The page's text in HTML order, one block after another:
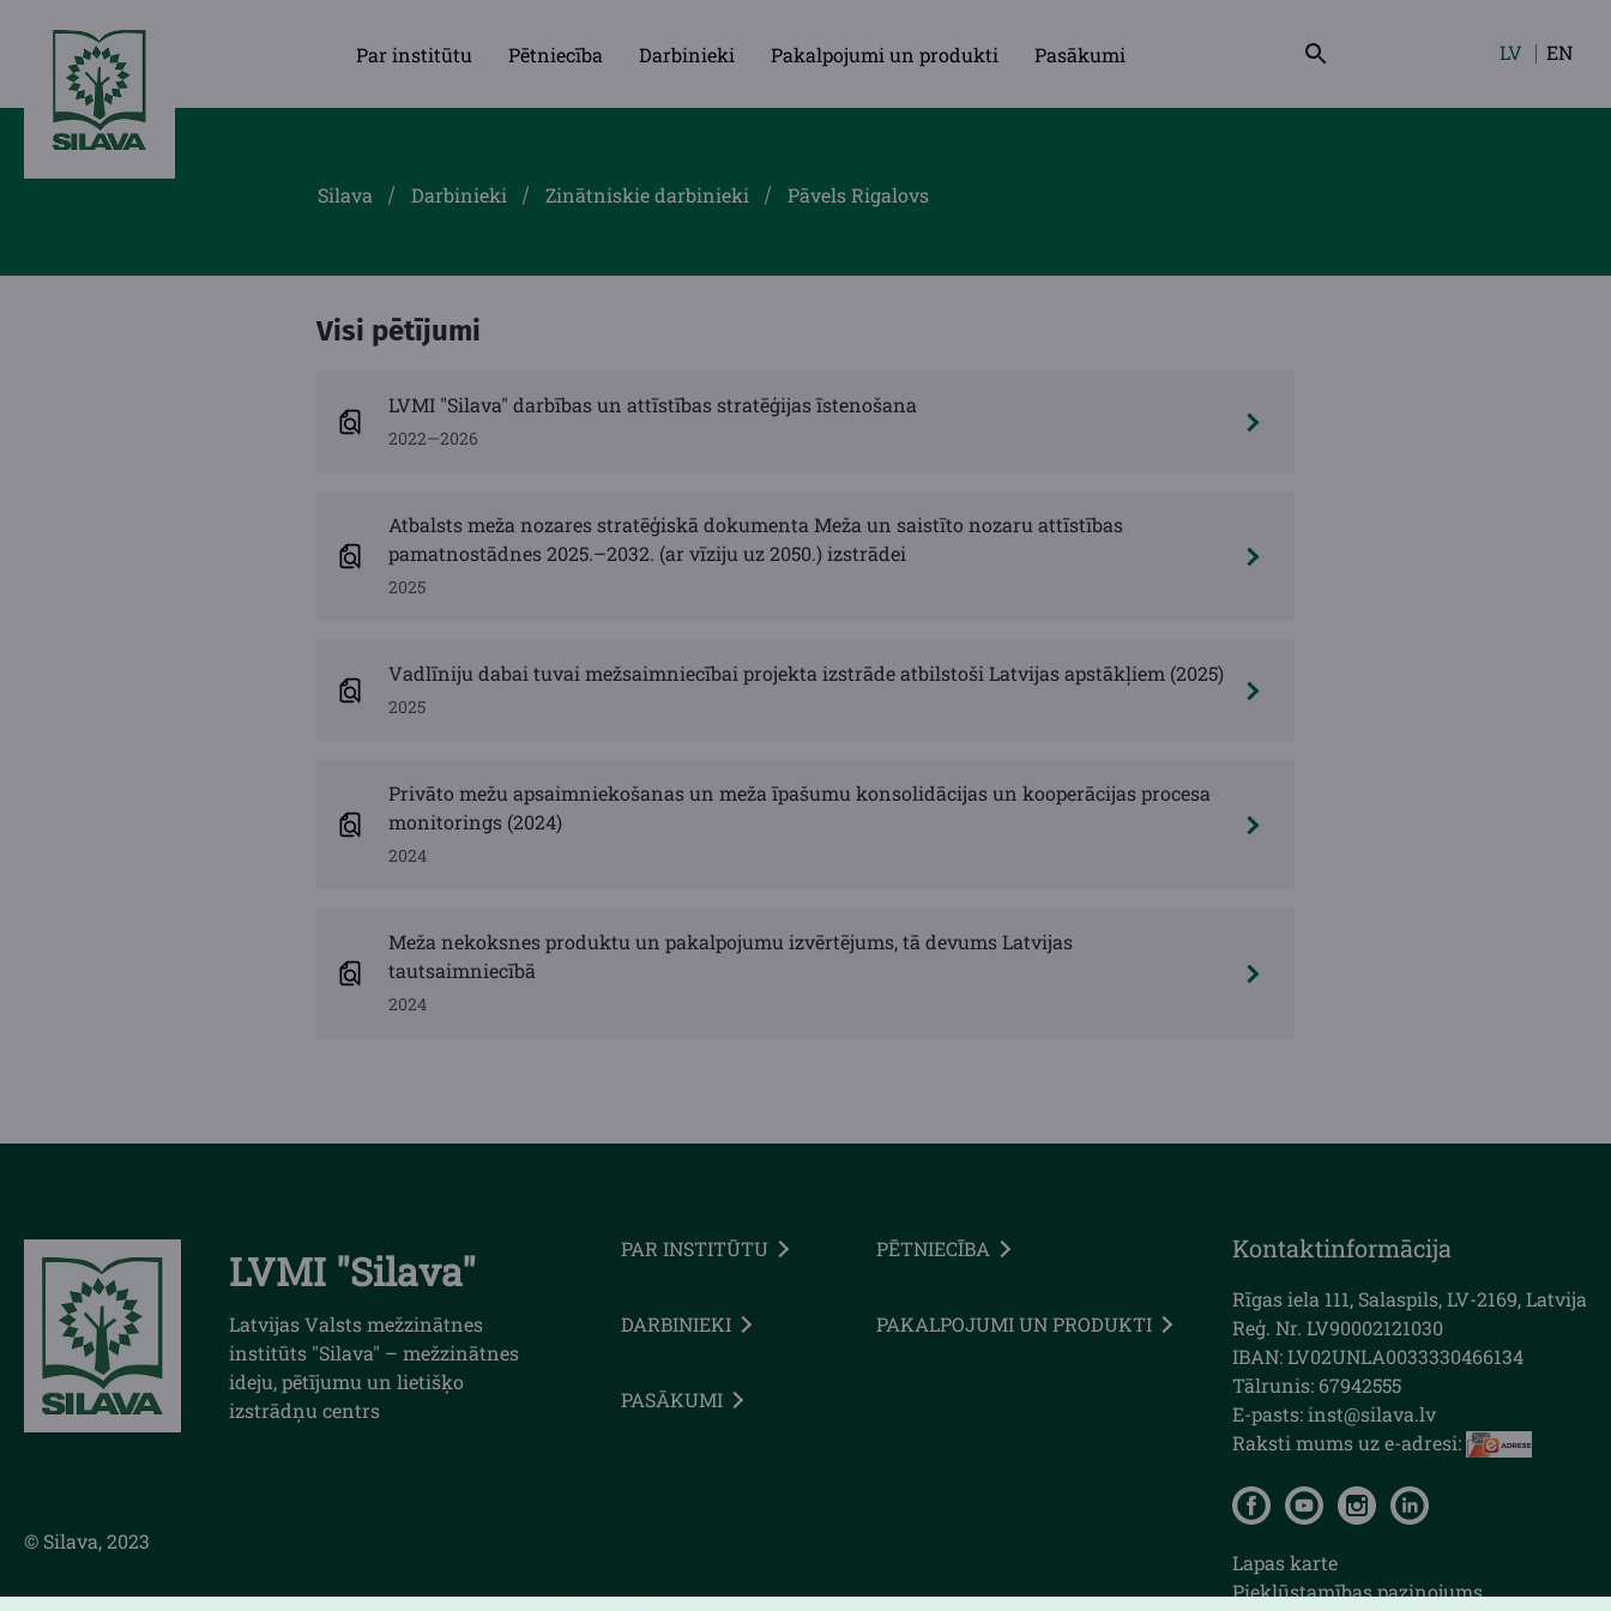
Par institūtu Pētniecība Darbinieki Pakalpojumi un produkti Pasākumi
Izvēlieties
LV EN
Silava Darbinieki Zinātniskie darbinieki Pāvels Rigalovs
Visi pētījumi
LVMI "Silava" darbības un attīstības stratēģijas īstenošana
2022—2026
Atbalsts meža nozares stratēģiskā dokumenta Meža un saistīto nozaru attīstības
pamatnostādnes 2025.–2032. (ar vīziju uz 2050.) izstrādei
2025
Vadlīniju dabai tuvai mežsaimniecībai projekta izstrāde atbilstoši Latvijas apstākļiem (2025)
2025
Privāto mežu apsaimniekošanas un meža īpašumu konsolidācijas un kooperācijas procesa
monitorings (2024)
2024
Meža nekoksnes produktu un pakalpojumu izvērtējums, tā devums Latvijas
tautsaimniecībā
2024
© Silava, 2023
LVMI "Silava"
Latvijas Valsts mežzinātnes
institūts "Silava" – mežzinātnes
ideju, pētījumu un lietišķo
izstrādņu centrs
PAR INSTITŪTU PĒTNIECĪBA
DARBINIEKI PAKALPOJUMI UN PRODUKTI
PASĀKUMI
Kontaktinformācija
Rīgas iela 111, Salaspils, LV-2169, Latvija
Reģ. Nr. LV90002121030
IBAN: LV02UNLA0033330466134
Tālrunis: 67942555
E-pasts: inst@silava.lv
Raksti mums uz e-adresi:
Lapas karte
Piekļūstamības paziņojums